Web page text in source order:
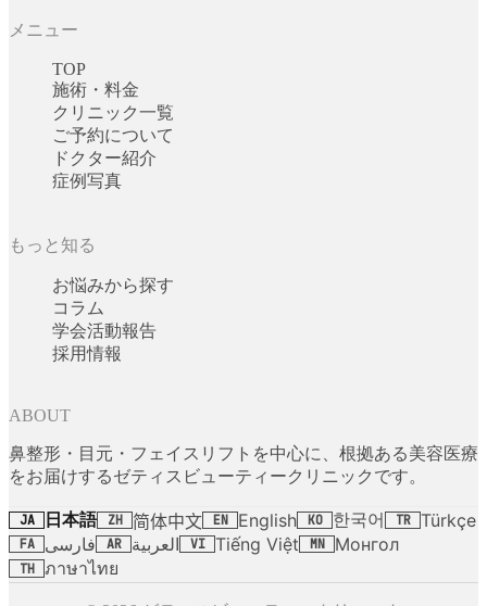
メニュー
TOP
施術・料金
クリニック一覧
ご予約について
ドクター紹介
症例写真
もっと知る
お悩みから探す
コラム
学会活動報告
採用情報
ABOUT
鼻整形・目元・フェイスリフトを中心に、根拠ある美容医療
をお届けするゼティスビューティークリニックです。
JA 日本語 ZH 简体中文 EN English KO 한국어 TR Türkçe
FA فارسی AR العربية VI Tiếng Việt MN Монгол
TH ภาษาไทย